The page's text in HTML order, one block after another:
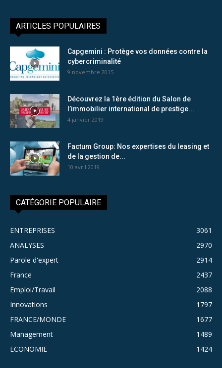
ARTICLES POPULAIRES
Capgemini : Protège vos données contre la
cybercriminalité
9 novembre 2015
Découvrez la 1ère édition du Salon de
l’immobilier international de prestige...
4 janvier 2019
Factum Group: Nos expertises du leasing et
de la gestion de...
10 avril 2019
CATÉGORIE POPULAIRE
ENTREPRISES
3061
ANALYSES
2970
Parole d'expert
2914
France
2437
Emploi/Travail
2088
Innovations
1797
FRANCE/MONDE
1677
Management
1489
ECONOMIE
1424